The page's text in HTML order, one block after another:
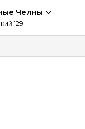
129
Челны